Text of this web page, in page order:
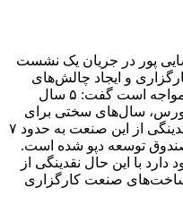
پور در جریان یک نشست
و ایجاد چالش‌های
مالی در دوره‌هایی که بورس با رکود مواجه است گفت: ۵ سال
بورس، سال‌های سختی برای
صنعت کارگزاری بود. میزان خروج نقدینگی از این صنعت به حدود ۷
توسعه دپو شده است.
با این حال نقدینگی از
صنعت کارگزاری